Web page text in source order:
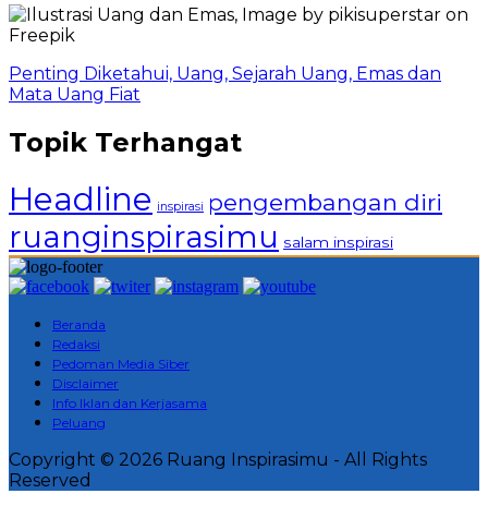
Penting Diketahui, Uang, Sejarah Uang, Emas dan
Mata Uang Fiat
Topik Terhangat
Headline inspirasi pengembangan diri
ruanginspirasimu salam inspirasi
Beranda
Redaksi
Pedoman Media Siber
Disclaimer
Info Iklan dan Kerjasama
Peluang
Copyright © 2026 Ruang Inspirasimu - All Rights
Reserved